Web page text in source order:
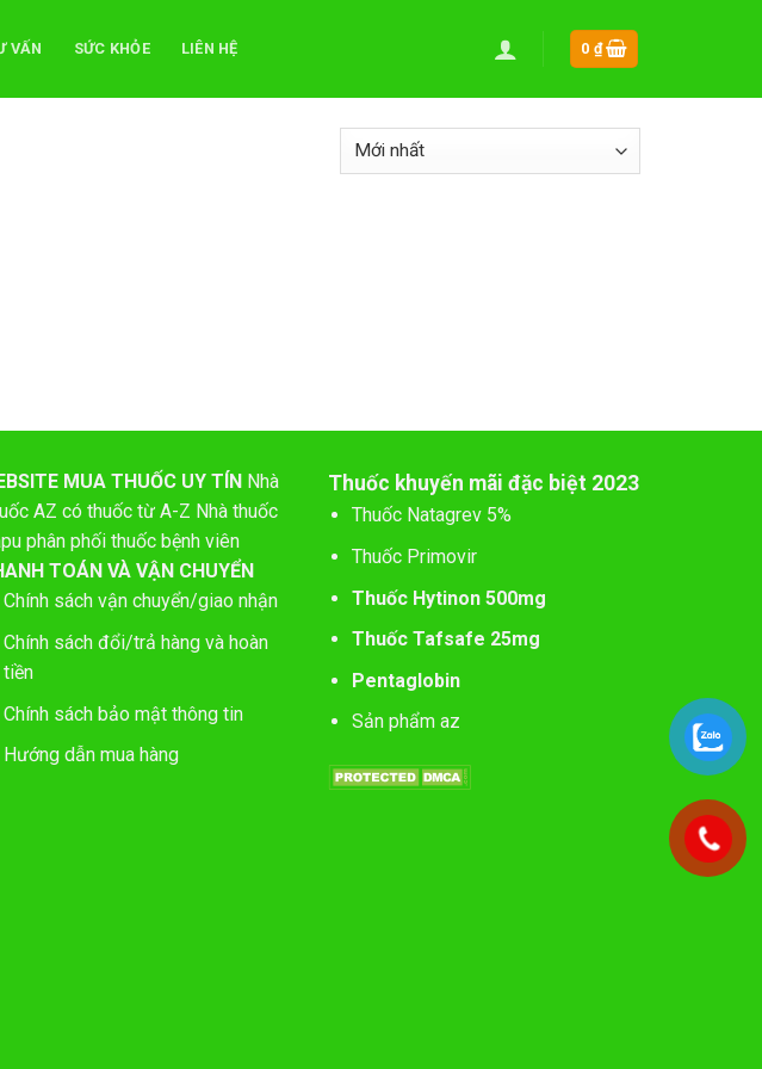
VẤN SỨC KHỎE LIÊN HỆ 0 ₫
MUA THUỐC UY TÍN Nhà
AZ có thuốc từ A-Z Nhà thuốc
phân phối thuốc bệnh viên
TOÁN VÀ VẬN CHUYỂN
Chính sách vận chuyển/giao nhận
Chính sách đổi/trả hàng và hoàn
tiền
Chính sách bảo mật thông tin
Hướng dẫn mua hàng
Thuốc khuyến mãi đặc biệt 2023
Thuốc Natagrev 5%
Thuốc Primovir
Thuốc Hytinon 500mg
Thuốc Tafsafe 25mg
Pentaglobin
Sản phẩm az